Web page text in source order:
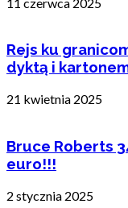
Rejs ku
dyktą i
21 kwietnia 2025
Bruce Roberts
euro!!!
2 stycznia 2025